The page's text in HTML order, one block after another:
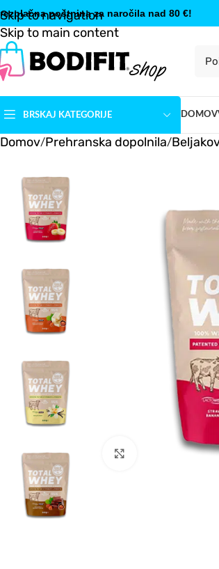
Skip to navigation
Skip to main content
poštnina za naročila nad 80 €!
BRSKAJ KATEGORIJE DOMOV
Domov/Prehranska dopolnila/
Kliknite za